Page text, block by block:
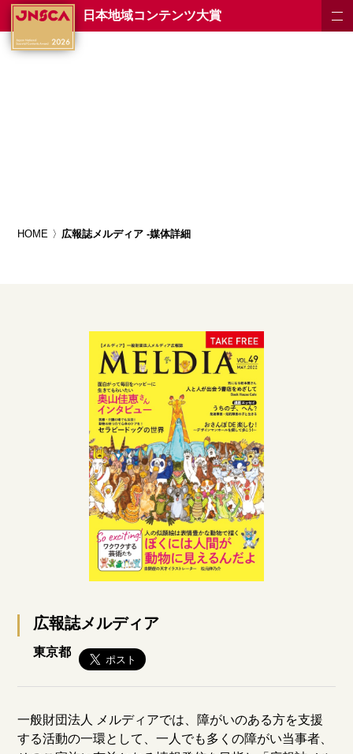
日本地域コンテンツ大賞
HOME 広報誌メルディア -媒体詳細
広報誌メルディア
東京都
一般財団法人 メルディアでは、障がいのある方を支援
する活動の一環として、一人でも多くの障がい当事者、